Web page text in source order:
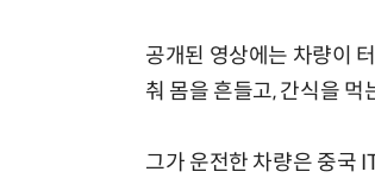
공개된 영상에는 차량이
춰 몸을 흔들고, 간식을 먹
그가 운전한 차량은 중국